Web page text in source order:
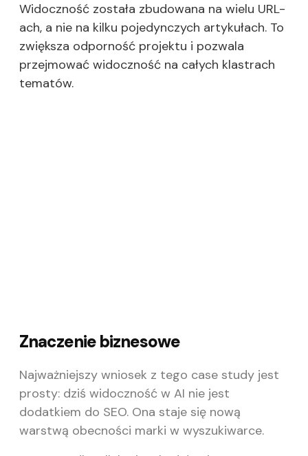
Widoczność została zbudowana na wielu URL-
ach, a nie na kilku pojedynczych artykułach. To
zwiększa odporność projektu i pozwala
przejmować widoczność na całych klastrach
tematów.
Znaczenie biznesowe
Najważniejszy wniosek z tego case study jest
prosty: dziś widoczność w AI nie jest
dodatkiem do SEO. Ona staje się nową
warstwą obecności marki w wyszukiwarce.